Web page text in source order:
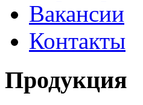
Вакансии
Контакты
Продукция